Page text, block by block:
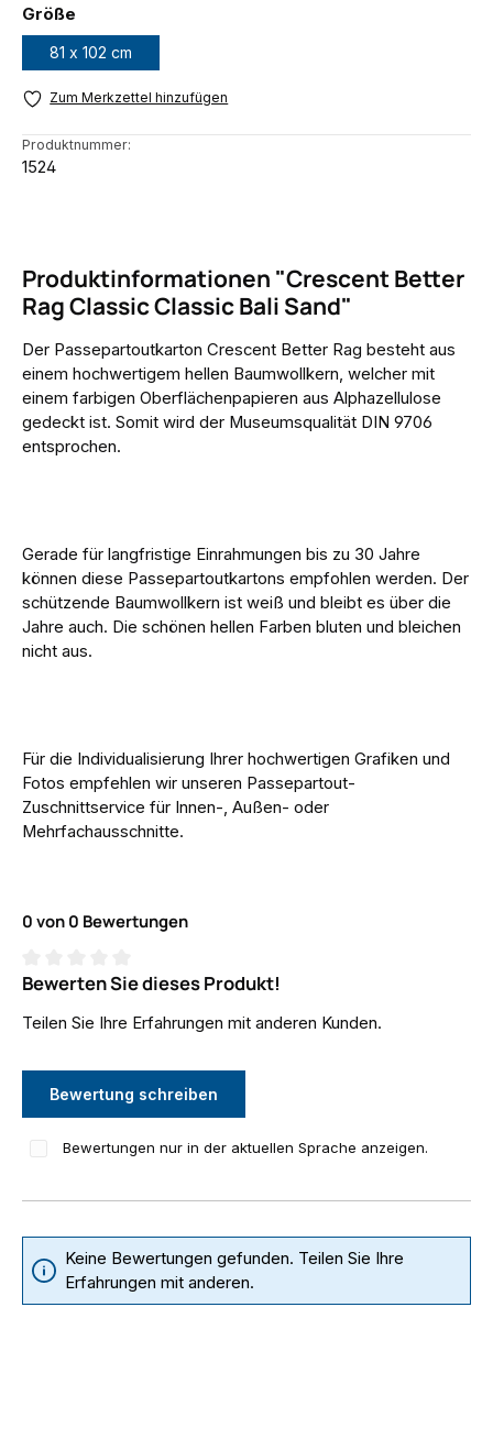
Größe
81 x 102 cm
Zum Merkzettel hinzufügen
Produktnummer:
1524
Produktinformationen "Crescent Better
Rag Classic Classic Bali Sand"
Der Passepartoutkarton Crescent Better Rag besteht aus
einem hochwertigem hellen Baumwollkern, welcher mit
einem farbigen Oberflächenpapieren aus Alphazellulose
gedeckt ist. Somit wird der Museumsqualität DIN 9706
entsprochen.
Gerade für langfristige Einrahmungen bis zu 30 Jahre
können diese Passepartoutkartons empfohlen werden. Der
schützende Baumwollkern ist weiß und bleibt es über die
Jahre auch. Die schönen hellen Farben bluten und bleichen
nicht aus.
Für die Individualisierung Ihrer hochwertigen Grafiken und
Fotos empfehlen wir unseren Passepartout-
Zuschnittservice für Innen-, Außen- oder
Mehrfachausschnitte.
0 von 0 Bewertungen
Durchschnittliche Bewertung von 0 von 5 Sternen
Bewerten Sie dieses Produkt!
Teilen Sie Ihre Erfahrungen mit anderen Kunden.
Bewertung schreiben
Bewertungen nur in der aktuellen Sprache anzeigen.
Keine Bewertungen gefunden. Teilen Sie Ihre
Erfahrungen mit anderen.